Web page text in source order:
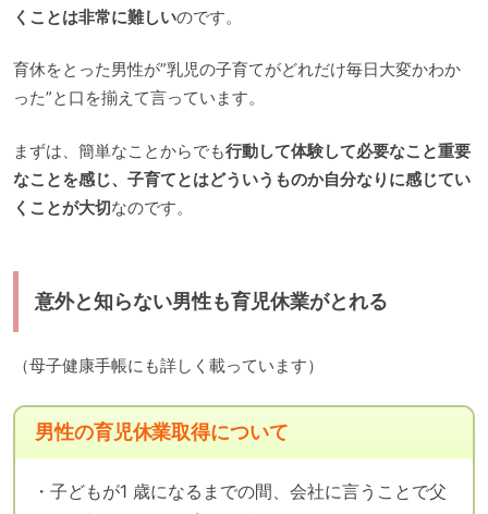
くことは非常に難しいのです。
育休をとった男性が”乳児の子育てがどれだけ毎日大変かわか
った”と口を揃えて言っています。
まずは、簡単なことからでも行動して体験して必要なこと重要
なことを感じ、子育てとはどういうものか自分なりに感じてい
くことが大切なのです。
意外と知らない男性も育児休業がとれる
（母子健康手帳にも詳しく載っています）
男性の育児休業取得について
・子どもが1 歳になるまでの間、会社に言うことで父